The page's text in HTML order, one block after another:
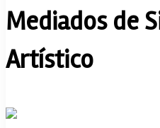
Mediados de
Artístico